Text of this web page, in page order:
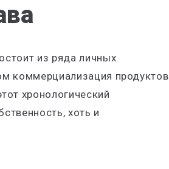
из ряда личных
коммерциализация продуктов
хронологический
хоть и